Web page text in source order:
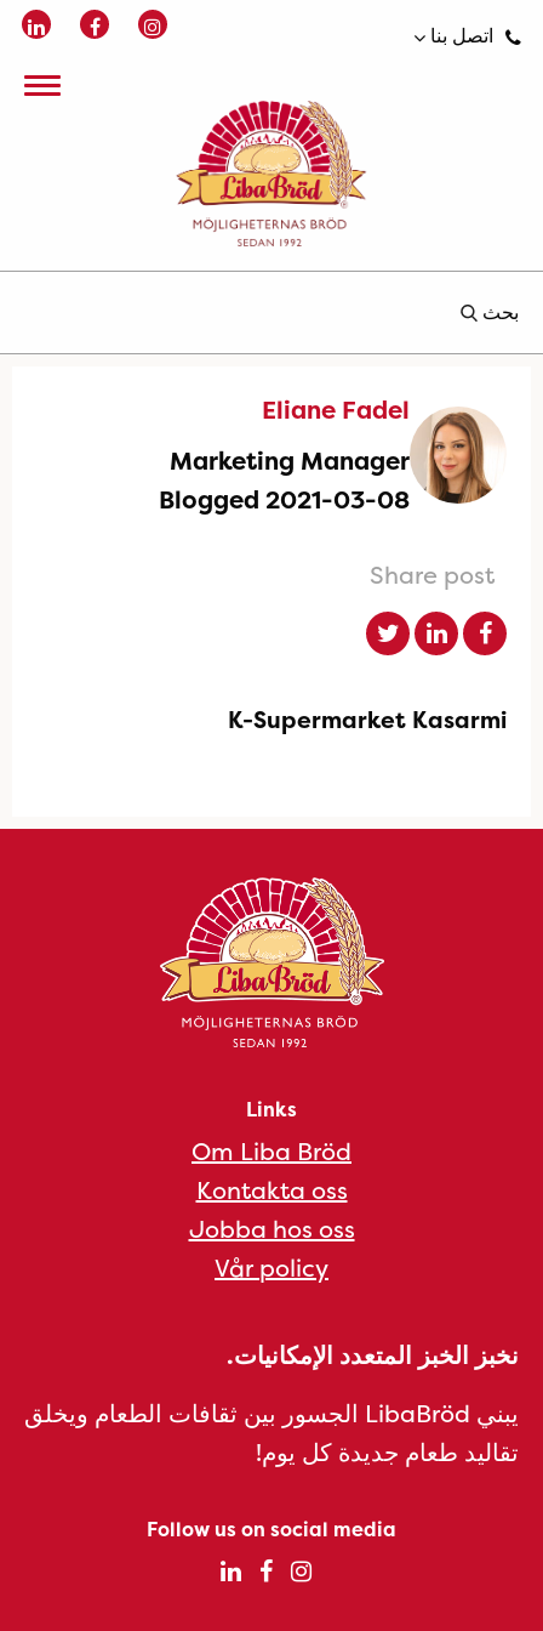
اتصل بنا
بحث
Eliane Fadel
Marketing Manager
Blogged 2021-03-08
Share post
K-Supermarket Kasarmi
Links
Om Liba Bröd
Kontakta oss
Jobba hos oss
Vår policy
نخبز الخبز المتعدد الإمكانيات.
يبني LibaBröd الجسور بين ثقافات الطعام ويخلق
تقاليد طعام جديدة كل يوم!
Follow us on social media